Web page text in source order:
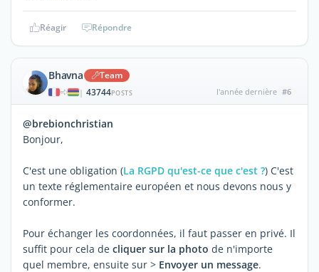
Réagir Répondre
Bhavna Team
| 43744POSTS l'année dernière #6
@brebionchristian
Bonjour,
C'est une obligation (La RGPD qu'est-ce que c'est ?) C'est
un texte réglementaire européen et nous devons nous y
conformer.
Pour échanger les coordonnées, il faut passer en privé. Il
suffit pour cela de cliquer sur la photo de n'importe
quel membre, ensuite sur > Envoyer un message.